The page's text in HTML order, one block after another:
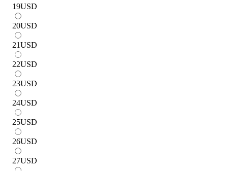
19USD
20USD
21USD
22USD
23USD
24USD
25USD
26USD
27USD